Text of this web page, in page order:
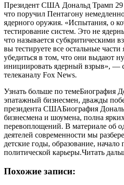
Президент США Дональд Трамп 29
что поручил Пентагону
ядерного оружия. «Испытания, о
тестирование систем. Это не
что называется субкритическими
вы тестируете все остальные
убедиться в том, что они выдают
инициировать ядерный взрыв», —
телеканалу Fox News.
Узнать больше по темеБиография
эпатажный бизнесмен, дважды
президента СШАБиография
бизнесмена и шоумена, полна
перевоплощений. В материале об
деятелей современности мы
детские годы, образование,
политической карьеры.Читать
Похожие записи: